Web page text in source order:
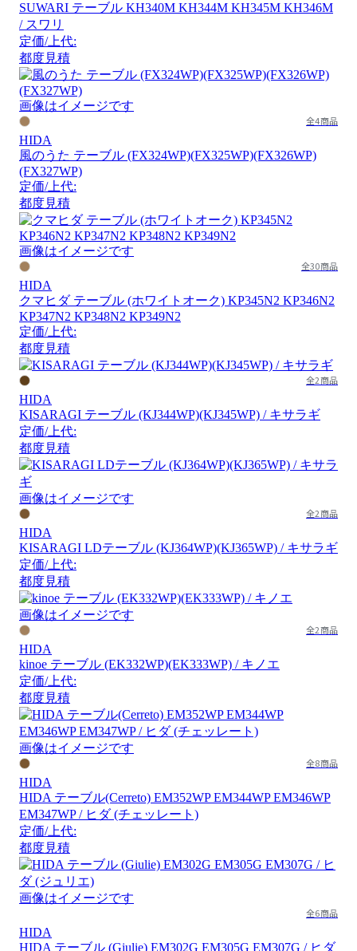
SUWARI テーブル KH340M KH344M KH345M KH346M
/ スワリ
定価/上代:
都度見積
画像はイメージです
全4商品
HIDA
風のうた テーブル (FX324WP)(FX325WP)(FX326WP)
(FX327WP)
定価/上代:
都度見積
画像はイメージです
全30商品
HIDA
クマヒダ テーブル (ホワイトオーク) KP345N2 KP346N2
KP347N2 KP348N2 KP349N2
定価/上代:
都度見積
全2商品
HIDA
KISARAGI テーブル (KJ344WP)(KJ345WP) / キサラギ
定価/上代:
都度見積
画像はイメージです
全2商品
HIDA
KISARAGI LDテーブル (KJ364WP)(KJ365WP) / キサラギ
定価/上代:
都度見積
画像はイメージです
全2商品
HIDA
kinoe テーブル (EK332WP)(EK333WP) / キノエ
定価/上代:
都度見積
画像はイメージです
全8商品
HIDA
HIDA テーブル(Cerreto) EM352WP EM344WP EM346WP
EM347WP / ヒダ (チェッレート)
定価/上代:
都度見積
画像はイメージです
全6商品
HIDA
HIDA テーブル (Giulie) EM302G EM305G EM307G / ヒダ